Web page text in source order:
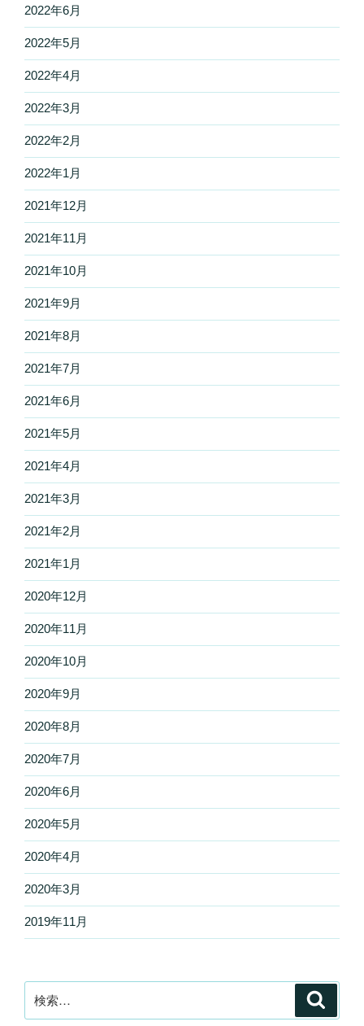
2022年6月
2022年5月
2022年4月
2022年3月
2022年2月
2022年1月
2021年12月
2021年11月
2021年10月
2021年9月
2021年8月
2021年7月
2021年6月
2021年5月
2021年4月
2021年3月
2021年2月
2021年1月
2020年12月
2020年11月
2020年10月
2020年9月
2020年8月
2020年7月
2020年6月
2020年5月
2020年4月
2020年3月
2019年11月
索: